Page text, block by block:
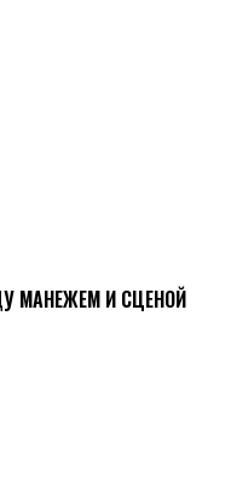
МАНЕЖЕМ И СЦЕНОЙ